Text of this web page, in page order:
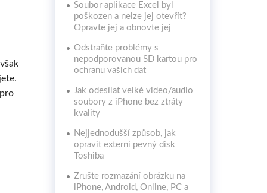
Soubor aplikace Excel byl
poškozen a nelze jej otevřít?
Opravte jej a obnovte jej
Odstraňte problémy s
nepodporovanou SD kartou pro
ochranu vašich dat
Jak odesílat velké video/audio
soubory z iPhone bez ztráty
kvality
Nejjednodušší způsob, jak
opravit externí pevný disk
Toshiba
Zrušte rozmazání obrázku na
iPhone, Android, Online, PC a